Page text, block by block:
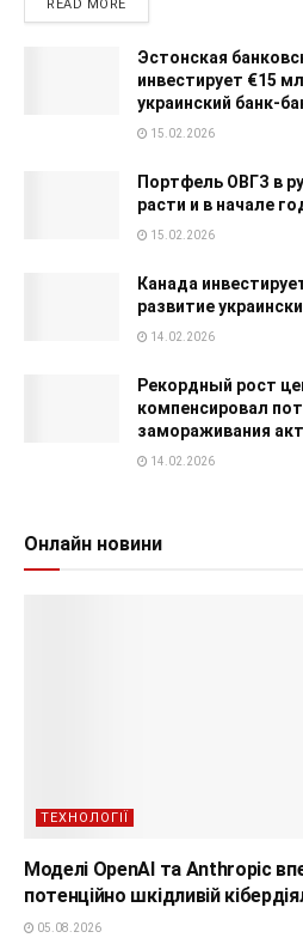
READ MORE
Эстонская
инвестирует €15
украинский банк-
15.02.2026
Портфель ОВГЗ в
расти и в начале
15.02.2026
Канада
развитие
14.02.2026
Рекордный рост
компенсировал
замораживания
14.02.2026
Онлайн новини
ТЕХНОЛОГІЇ
Моделі OpenAI та Anthropic
потенційно шкідливій
05.08.2026